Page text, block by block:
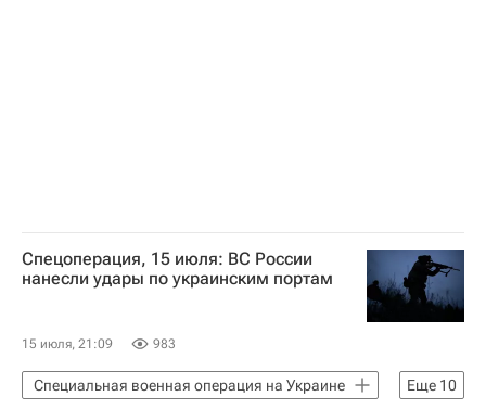
Спецоперация, 15 июля: ВС России
нанесли удары по украинским портам
15 июля, 21:09 983
Еще 10
Специальная военная операция на Украине